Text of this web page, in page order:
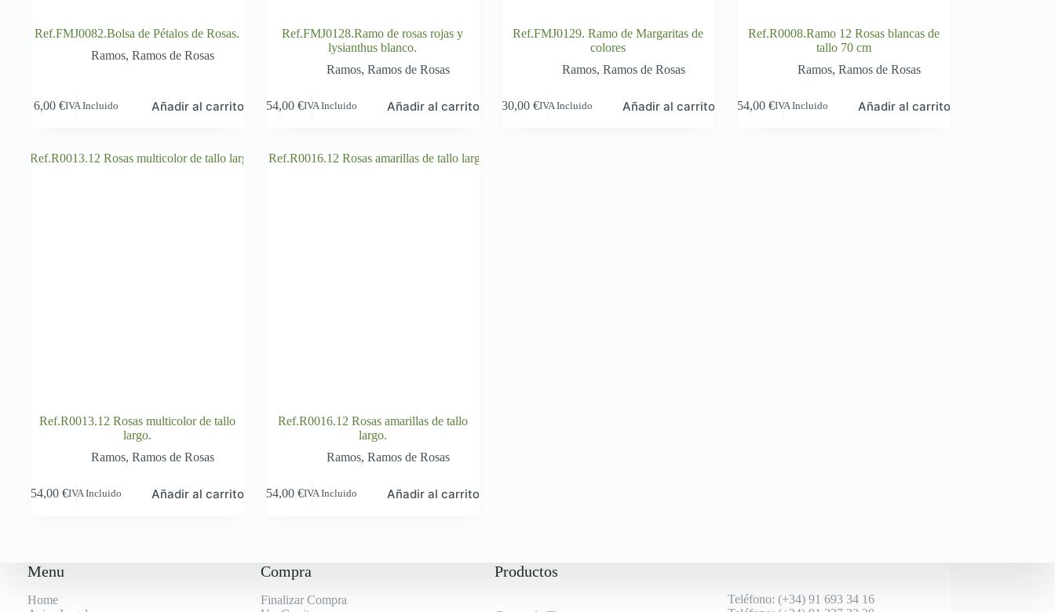
Ref.FMJ0082.Bolsa de Pétalos de Rosas.
Ramos,Ramos de Rosas
6,00€IVA Incluido Añadir al carrito
Ref.FMJ0128.Ramo de rosas rojas y
lysianthus blanco.
Ramos,Ramos de Rosas
54,00€IVA Incluido Añadir al carrito
Ref.FMJ0129. Ramo de Margaritas de
colores
Ramos,Ramos de Rosas
30,00€IVA Incluido Añadir al carrito
Ref.R0008.Ramo 12 Rosas blancas de
tallo 70 cm
Ramos,Ramos de Rosas
54,00€IVA Incluido Añadir al carrito
Ref.R0013.12 Rosas multicolor de tallo
largo.
Ramos,Ramos de Rosas
54,00€IVA Incluido Añadir al carrito
Ref.R0016.12 Rosas amarillas de tallo
largo.
Ramos,Ramos de Rosas
54,00€IVA Incluido Añadir al carrito
Menu
Home
Compra
Finalizar Compra
Productos
Teléfono: (+34) 91 693 34 16